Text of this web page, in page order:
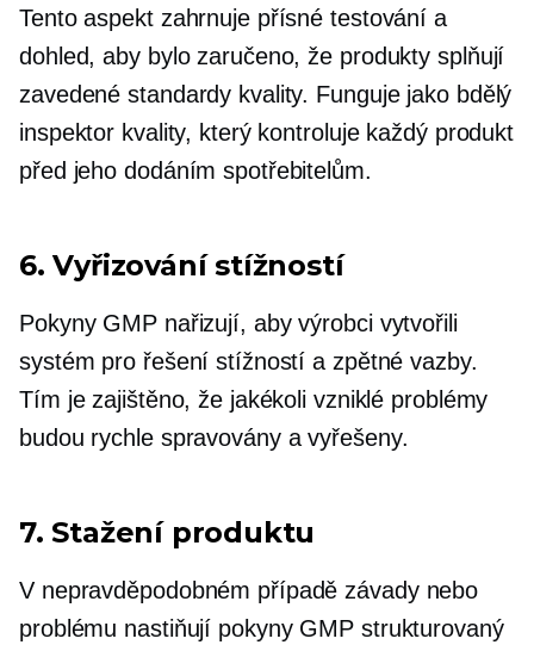
Tento aspekt zahrnuje přísné testování a
dohled, aby bylo zaručeno, že produkty splňují
zavedené standardy kvality. Funguje jako bdělý
inspektor kvality, který kontroluje každý produkt
před jeho dodáním spotřebitelům.
6. Vyřizování stížností
Pokyny GMP nařizují, aby výrobci vytvořili
systém pro řešení stížností a zpětné vazby.
Tím je zajištěno, že jakékoli vzniklé problémy
budou rychle spravovány a vyřešeny.
7. Stažení produktu
V nepravděpodobném případě závady nebo
problému nastiňují pokyny GMP strukturovaný